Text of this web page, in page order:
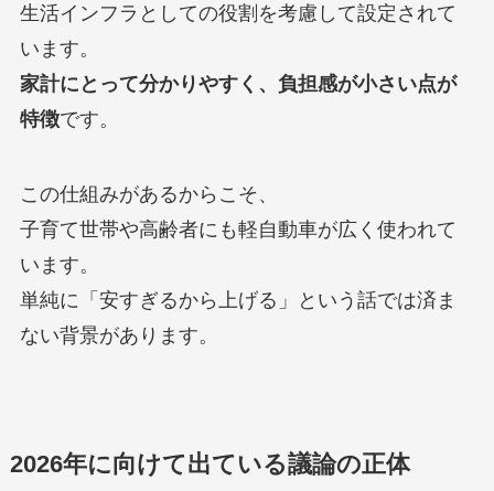
生活インフラとしての役割を考慮して設定されて
います。
家計にとって分かりやすく、負担感が小さい点が
特徴です。
この仕組みがあるからこそ、
子育て世帯や高齢者にも軽自動車が広く使われて
います。
単純に「安すぎるから上げる」という話では済ま
ない背景があります。
2026年に向けて出ている議論の正体